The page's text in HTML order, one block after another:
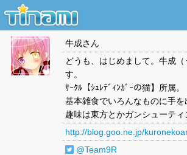
牛成さん
どうも、はじめまして。牛成
す。
ｻｰｸﾙ【ｼｭﾚﾃﾞｨﾝｶﾞｰの猫】所属。
基本雑食でいろんなものに手を
趣味は東方とかガンシューティ
http://blog.goo.ne.jp/
@Team9R